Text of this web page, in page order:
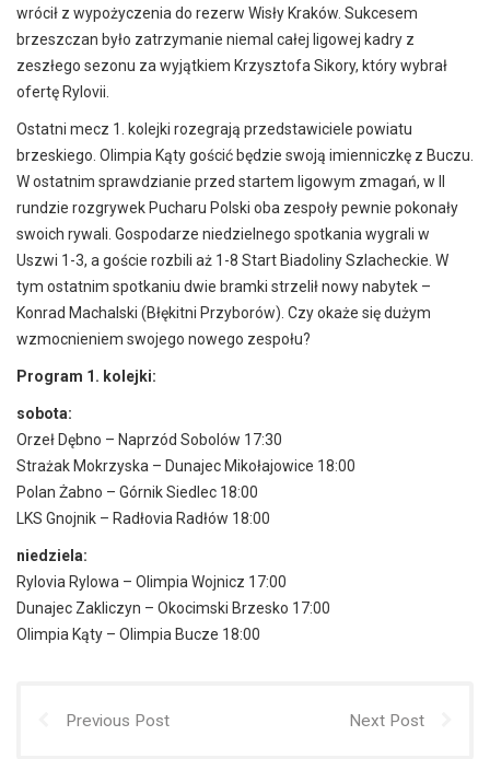
wrócił z wypożyczenia do rezerw Wisły Kraków. Sukcesem
brzeszczan było zatrzymanie niemal całej ligowej kadry z
zeszłego sezonu za wyjątkiem Krzysztofa Sikory, który wybrał
ofertę Rylovii.
Ostatni mecz 1. kolejki rozegrają przedstawiciele powiatu
brzeskiego. Olimpia Kąty gościć będzie swoją imienniczkę z Buczu.
W ostatnim sprawdzianie przed startem ligowym zmagań, w II
rundzie rozgrywek Pucharu Polski oba zespoły pewnie pokonały
swoich rywali. Gospodarze niedzielnego spotkania wygrali w
Uszwi 1-3, a goście rozbili aż 1-8 Start Biadoliny Szlacheckie. W
tym ostatnim spotkaniu dwie bramki strzelił nowy nabytek –
Konrad Machalski (Błękitni Przyborów). Czy okaże się dużym
wzmocnieniem swojego nowego zespołu?
Program 1. kolejki:
sobota:
Orzeł Dębno – Naprzód Sobolów 17:30
Strażak Mokrzyska – Dunajec Mikołajowice 18:00
Polan Żabno – Górnik Siedlec 18:00
LKS Gnojnik – Radłovia Radłów 18:00
niedziela:
Rylovia Rylowa – Olimpia Wojnicz 17:00
Dunajec Zakliczyn – Okocimski Brzesko 17:00
Olimpia Kąty – Olimpia Bucze 18:00
Previous Post Next Post